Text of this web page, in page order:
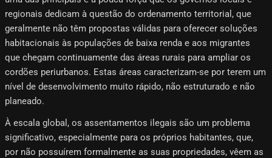
regionais dedicam à questão do ordenamento territorial, que
geralmente não têm propostas válidas para oferecer soluções
habitacionais às populações de baixa renda e aos migrantes
que chegam continuamente das áreas rurais para ampliar os
cordões periurbanos. Estas áreas caracterizam-se por terem um
nível de desenvolvimento muito rápido, não estruturado e não
planeado.
À escala global, os assentamentos ilegais são um problema
significativo, especialmente para os próprios habitantes, que,
por não possuírem formalmente as suas propriedades, vêem as